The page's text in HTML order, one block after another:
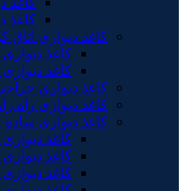
کاغذ
کاغذ دیواری اتاق
کاغذ
کاغذ
کاغذ دیواری
کاغذ دیواری راه
کاغذ دیواری ساده
کاغذ
کاغذ دیواری
کاغذ